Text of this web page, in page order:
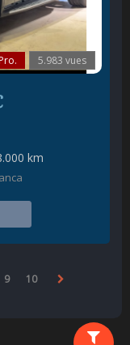
5.983 vues
km
9 10